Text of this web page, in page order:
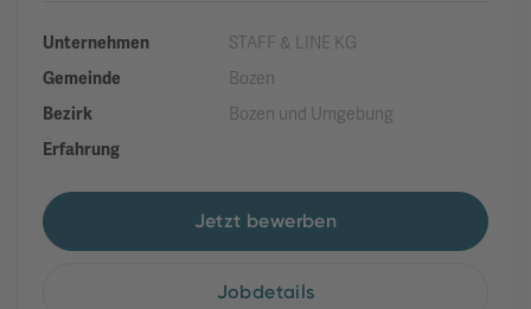
Unternehmen
STAFF & LINE KG
Gemeinde
Bozen
Bezirk
Bozen und Umgebung
Erfahrung
Jetzt bewerben
Jobdetails